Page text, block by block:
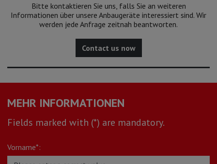
Bitte kontaktieren Sie uns, falls Sie an weiteren
Informationen über unsere Anbaugeräte interessiert sind. Wir
werden jede Anfrage zeitnah beantworten.
Contact us now
MEHR INFORMATIONEN
Fields marked with (*) are mandatory.
Vorname*: